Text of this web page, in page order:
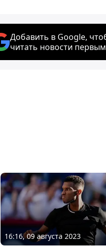
Добавить в Google,
читать новости первым
16:16, 09 августа 2023